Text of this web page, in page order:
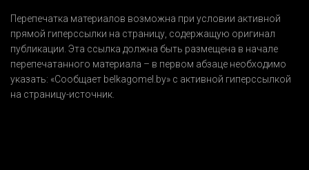
Перепечатка материалов возможна при условии активной
прямой гиперссылки на страницу, содержащую оригинал
публикации. Эта ссылка должна быть размещена в начале
перепечатанного материала – в первом абзаце необходимо
указать: «Сообщает belkagomel.by» с активной гиперссылкой
на страницу-источник.